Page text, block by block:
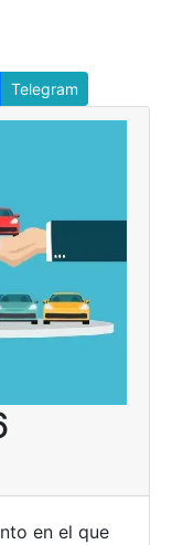
Telegram
en el que